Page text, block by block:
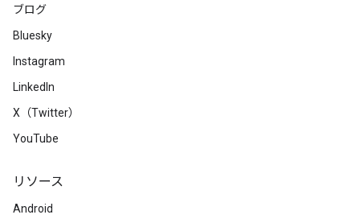
ブログ
Bluesky
Instagram
LinkedIn
X（Twitter）
YouTube
リソース
Android